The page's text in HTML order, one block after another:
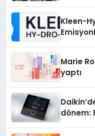
Kleen-
Marie
yaptı
dönem: